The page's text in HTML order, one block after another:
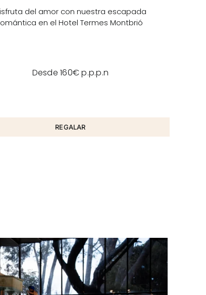
del amor con nuestra escapada
en el Hotel Termes Montbrió
Desde 160€ p.p.p.n
REGALAR